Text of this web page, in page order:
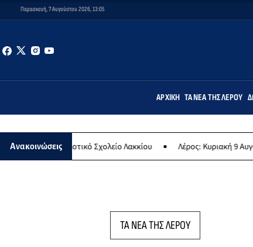
Παρασκευή, 7 Αυγούστου 2026, 13:05
ΑΡΧΙΚΉ ΤΑ ΝΈΑ ΤΗΣ ΛΈΡΟΥ
Ανακοινώσεις
Σχολείο Λακκίου Λέρος: Κυριακή 9 Αυγούστου το
ΤΑ ΝΕΑ ΤΗΣ ΛΕΡΟΥ